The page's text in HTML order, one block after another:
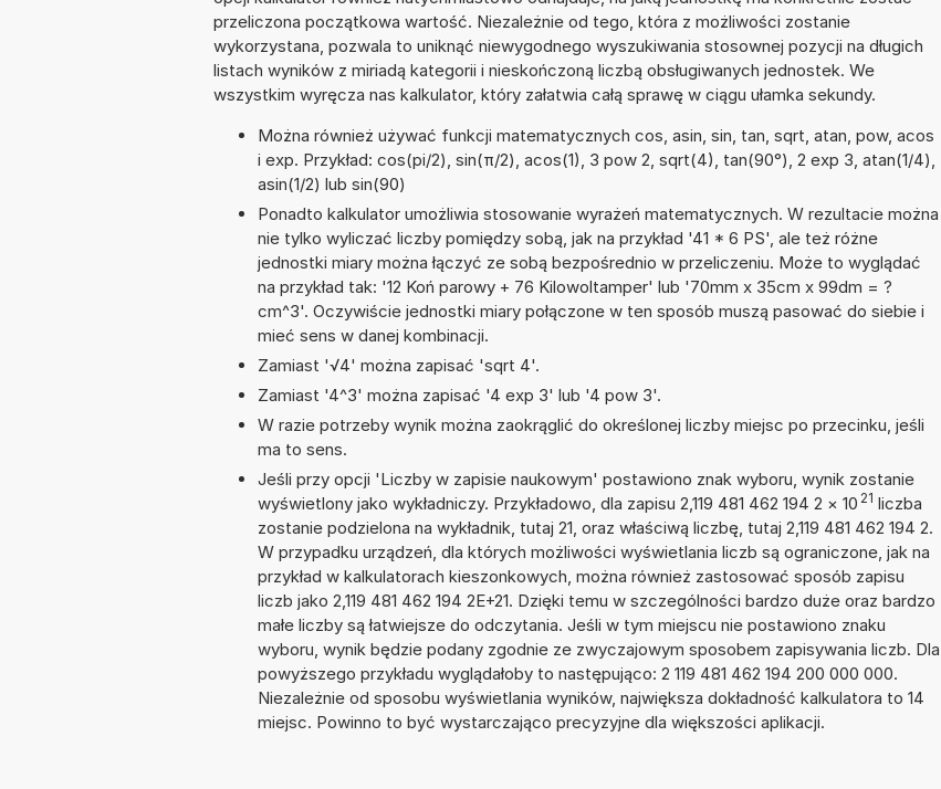
przeliczona początkowa wartość. Niezależnie od tego, która z możliwości zostanie
wykorzystana, pozwala to uniknąć niewygodnego wyszukiwania stosownej pozycji na długich
listach wyników z miriadą kategorii i nieskończoną liczbą obsługiwanych jednostek. We
wszystkim wyręcza nas kalkulator, który załatwia całą sprawę w ciągu ułamka sekundy.
Można również używać funkcji matematycznych cos, asin, sin, tan, sqrt, atan, pow, acos
i exp. Przykład: cos(pi/2), sin(π/2), acos(1), 3 pow 2, sqrt(4), tan(90°), 2 exp 3, atan(1/4),
asin(1/2) lub sin(90)
Ponadto kalkulator umożliwia stosowanie wyrażeń matematycznych. W rezultacie można
nie tylko wyliczać liczby pomiędzy sobą, jak na przykład '41 * 6 PS', ale też różne
jednostki miary można łączyć ze sobą bezpośrednio w przeliczeniu. Może to wyglądać
na przykład tak: '12 Koń parowy + 76 Kilowoltamper' lub '70mm x 35cm x 99dm = ?
cm^3'. Oczywiście jednostki miary połączone w ten sposób muszą pasować do siebie i
mieć sens w danej kombinacji.
Zamiast '√4' można zapisać 'sqrt 4'.
Zamiast '4^3' można zapisać '4 exp 3' lub '4 pow 3'.
W razie potrzeby wynik można zaokrąglić do określonej liczby miejsc po przecinku, jeśli
ma to sens.
Jeśli przy opcji 'Liczby w zapisie naukowym' postawiono znak wyboru, wynik zostanie
wyświetlony jako wykładniczy. Przykładowo, dla zapisu 2,119 481 462 194 2 × 10 21 liczba
zostanie podzielona na wykładnik, tutaj 21, oraz właściwą liczbę, tutaj 2,119 481 462 194 2.
W przypadku urządzeń, dla których możliwości wyświetlania liczb są ograniczone, jak na
przykład w kalkulatorach kieszonkowych, można również zastosować sposób zapisu
liczb jako 2,119 481 462 194 2E+21. Dzięki temu w szczególności bardzo duże oraz bardzo
małe liczby są łatwiejsze do odczytania. Jeśli w tym miejscu nie postawiono znaku
wyboru, wynik będzie podany zgodnie ze zwyczajowym sposobem zapisywania liczb. Dla
powyższego przykładu wyglądałoby to następująco: 2 119 481 462 194 200 000 000.
Niezależnie od sposobu wyświetlania wyników, największa dokładność kalkulatora to 14
miejsc. Powinno to być wystarczająco precyzyjne dla większości aplikacji.